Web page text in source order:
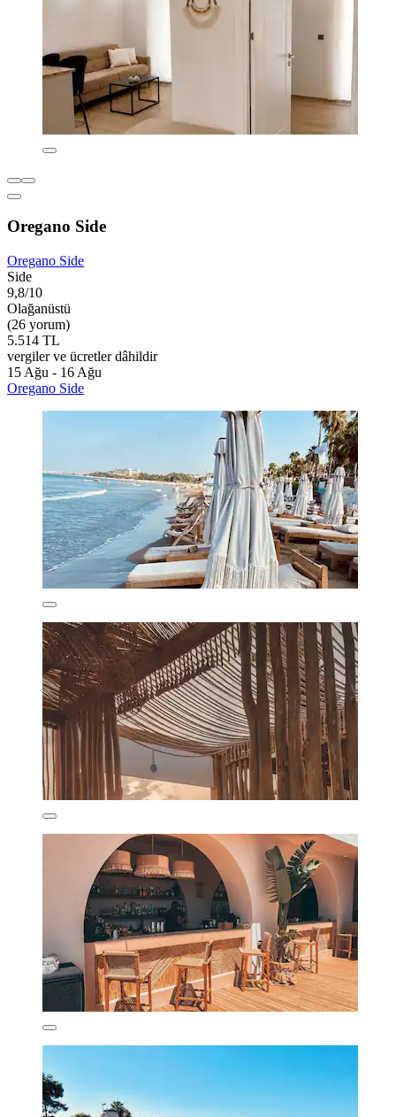
Oregano Side
Oregano Side
Side
9,8/10
Olağanüstü
(26 yorum)
5.514 TL
vergiler ve ücretler dâhildir
15 Ağu - 16 Ağu
Oregano Side